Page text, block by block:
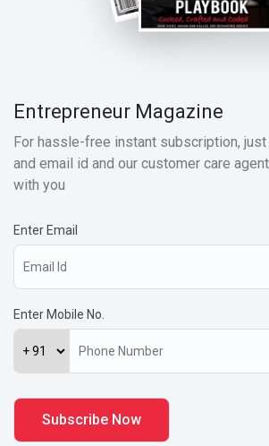
Entrepreneur Magazine
For hassle-free instant subscription,
and email id and our customer care
with you
Enter Email
Enter Mobile No.